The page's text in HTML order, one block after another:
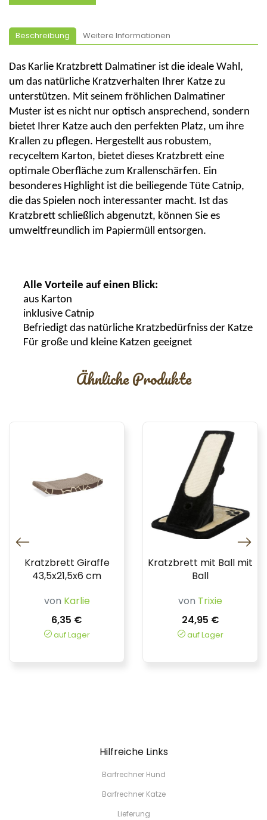
Beschreibung Weitere Informationen
Das Karlie Kratzbrett Dalmatiner ist die ideale Wahl,
um das natürliche Kratzverhalten Ihrer Katze zu
unterstützen. Mit seinem fröhlichen Dalmatiner
Muster ist es nicht nur optisch ansprechend, sondern
bietet Ihrer Katze auch den perfekten Platz, um ihre
Krallen zu pflegen. Hergestellt aus robustem,
recyceltem Karton, bietet dieses Kratzbrett eine
optimale Oberfläche zum Krallenschärfen. Ein
besonderes Highlight ist die beiliegende Tüte Catnip,
die das Spielen noch interessanter macht. Ist das
Kratzbrett schließlich abgenutzt, können Sie es
umweltfreundlich im Papiermüll entsorgen.
Alle Vorteile auf einen Blick:
aus Karton
inklusive Catnip
Befriedigt das natürliche Kratzbedürfniss der Katze
Für große und kleine Katzen geeignet
Ähnliche Produkte
Kratzbrett Giraffe
43,5x21,5x6 cm
von Karlie
6,35 €
auf Lager
Kratzbrett mit Ball mit
Ball
von Trixie
24,95 €
auf Lager
Hilfreiche Links
Barfrechner Hund
Barfrechner Katze
Lieferung